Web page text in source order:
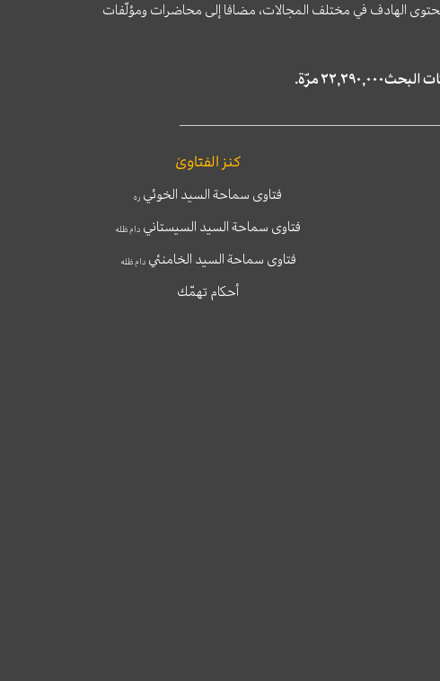
الهادف في مختلف المجالات، مضافا إلى محاضرات ومؤلّفات
كنز الفتاوىٰ
فتاوى سماحة السيد الخوئي ره
فتاوى سماحة السيد السيستاني دام ظله
فتاوى سماحة السيد الخامنئيدام ظله
أحكام تهمّك